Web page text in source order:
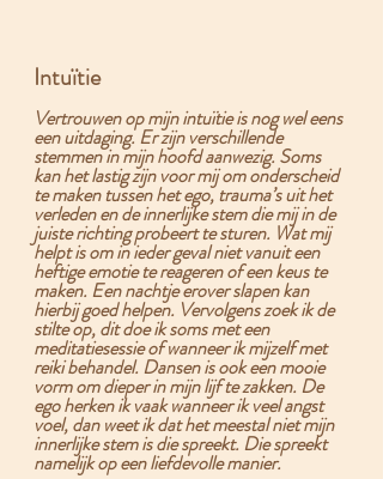
Intuïtie
Vertrouwen op mijn intuïtie is nog wel eens
een uitdaging. Er zijn verschillende
stemmen in mijn hoofd aanwezig. Soms
kan het lastig zijn voor mij om onderscheid
te maken tussen het ego, trauma’s uit het
verleden en de innerlijke stem die mij in de
juiste richting probeert te sturen. Wat mij
helpt is om in ieder geval niet vanuit een
heftige emotie te reageren of een keus te
maken. Een nachtje erover slapen kan
hierbij goed helpen. Vervolgens zoek ik de
stilte op, dit doe ik soms met een
meditatiesessie of wanneer ik mijzelf met
reiki behandel. Dansen is ook een mooie
vorm om dieper in mijn lijf te zakken. De
ego herken ik vaak wanneer ik veel angst
voel, dan weet ik dat het meestal niet mijn
innerlijke stem is die spreekt. Die spreekt
namelijk op een liefdevolle manier.